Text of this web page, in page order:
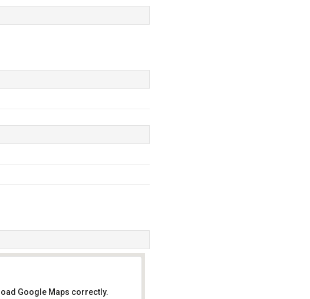
Google Maps correctly.